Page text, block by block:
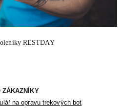
RESTDAY
ZÁKAZNÍKY
na opravu trekových bot